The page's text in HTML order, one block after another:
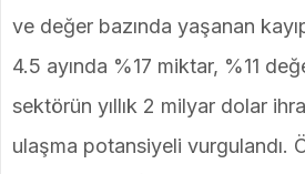
ve değer bazında yaşanan
4.5 ayında %17 miktar, %11
sektörün yıllık 2 milyar dolar
ulaşma potansiyeli vurgulandı.